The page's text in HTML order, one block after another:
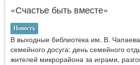
«Счастье быть вместе»
Новость
В выходные библиотека им. В.
семейного досуга: день семейного
жителей микрорайона за играми,